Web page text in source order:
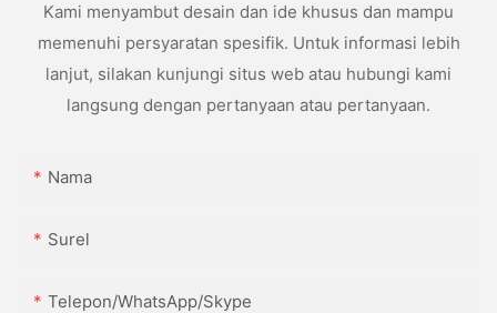
Kami menyambut desain dan ide khusus dan mampu
memenuhi persyaratan spesifik. Untuk informasi lebih
lanjut, silakan kunjungi situs web atau hubungi kami
langsung dengan pertanyaan atau pertanyaan.
Nama
Surel
Telepon/WhatsApp/Skype